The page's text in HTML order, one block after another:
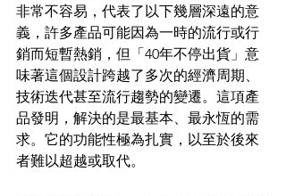
非常不容易，代表了以下幾層深遠的意
義，許多產品可能因為一時的流行或行
銷而短暫熱銷，但「40年不停出貨」意
味著這個設計跨越了多次的經濟周期、
技術迭代甚至流行趨勢的變遷。這項產
品發明，解決的是最基本、最永恆的需
求。它的功能性極為扎實，以至於後來
者難以超越或取代。